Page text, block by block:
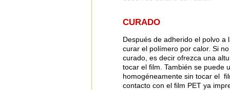
CURADO
Después de adherido el polvo
curar el polímero por calor. Si
curado, es decir ofrezca una
tocar el film. También se puede
homogéneamente sin tocar el
contacto con el film PET ya